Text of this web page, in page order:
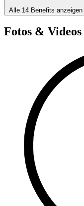
Alle 14 Benefits anzeigen
Fotos & Videos